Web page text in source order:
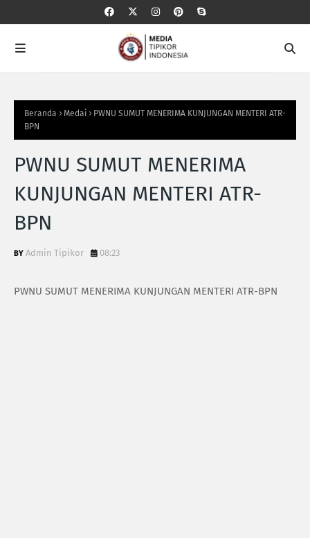
Beranda Medai
PWNU SUMUT MENERIMA KUNJUNGAN MENTERI ATR-
BPN
PWNU SUMUT MENERIMA
KUNJUNGAN MENTERI ATR-
BPN
Admin Tipikor 08:23
PWNU SUMUT MENERIMA KUNJUNGAN MENTERI ATR-BPN